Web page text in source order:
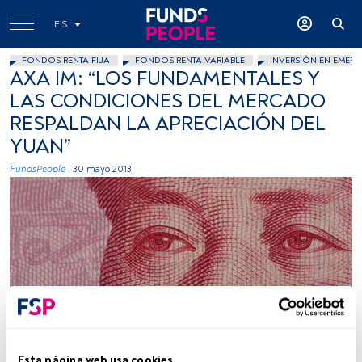
ES
FONDOS RENTA FIJA FONDOS RENTA VARIABLE INVERSIÓN EN
AXA IM: “LOS FUNDAMENTALES Y
LAS CONDICIONES DEL MERCADO
RESPALDAN LA APRECIACIÓN DEL
YUAN”
FundsPeople . 30 mayo 2013
DavidDennisPhotos.com, Flickr, Creative Commons